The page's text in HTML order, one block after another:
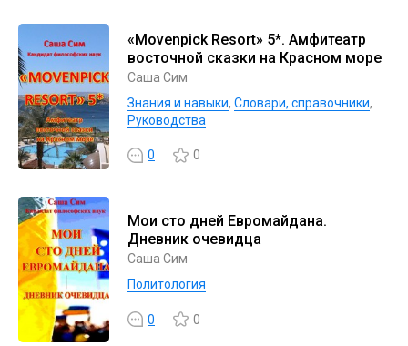
«Movenpick Resort» 5*. Амфитеатр
восточной сказки на Красном море
Саша Сим
Знания и навыки, Словари, справочники,
Руководства
0 0
Мои сто дней Евромайдана.
Дневник очевидца
Саша Сим
Политология
0 0